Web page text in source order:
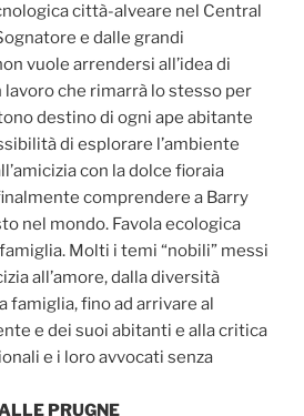
città-alveare nel Central
e dalle grandi
vuole arrendersi all’idea di
che rimarrà lo stesso per
destino di ogni ape abitante
di esplorare l’ambiente
con la dolce fioraia
comprendere a Barry
nel mondo. Favola ecologica
Molti i temi “nobili” messi
all’amore, dalla diversità
famiglia, fino ad arrivare al
e dei suoi abitanti e alla critica
e i loro avvocati senza
PRUGNE